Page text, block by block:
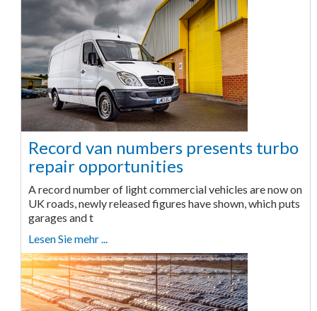
Record van numbers presents turbo
repair opportunities
A record number of light commercial vehicles are now on
UK roads, newly released figures have shown, which puts
garages and t
Lesen Sie mehr ...